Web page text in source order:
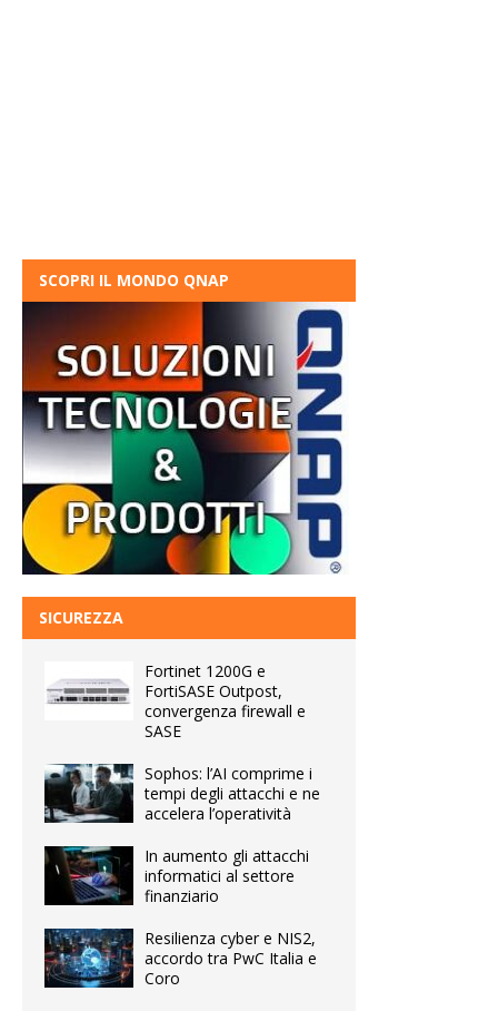
SCOPRI IL MONDO QNAP
SICUREZZA
Fortinet 1200G e
FortiSASE Outpost,
convergenza firewall e
SASE
Sophos: l’AI comprime i
tempi degli attacchi e ne
accelera l’operatività
In aumento gli attacchi
informatici al settore
finanziario
Resilienza cyber e NIS2,
accordo tra PwC Italia e
Coro